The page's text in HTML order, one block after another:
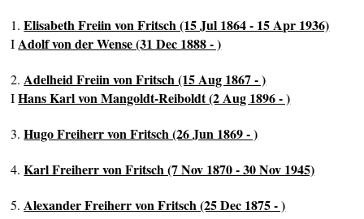
1.Elisabeth Freiin von Fritsch (15 Jul 1864 - 15 Apr 1936)
IAdolf von der Wense (31 Dec 1888 - )
2.Adelheid Freiin von Fritsch (15 Aug 1867 - )
IHans Karl von Mangoldt-Reiboldt (2 Aug 1896 - )
3.Hugo Freiherr von Fritsch (26 Jun 1869 - )
4.Karl Freiherr von Fritsch (7 Nov 1870 - 30 Nov 1945)
5.Alexander Freiherr von Fritsch (25 Dec 1875 - )